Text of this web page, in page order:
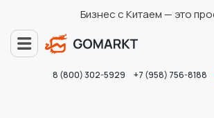
Бизнес с Китаем — это
8 (800) 302-5929 +7 (958) 756-8188